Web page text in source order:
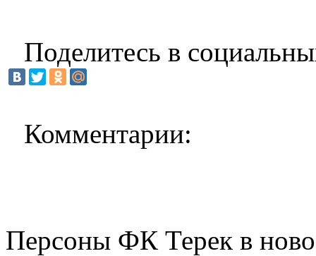
Поделитесь в
Комментарии:
Персоны ФК Терек в